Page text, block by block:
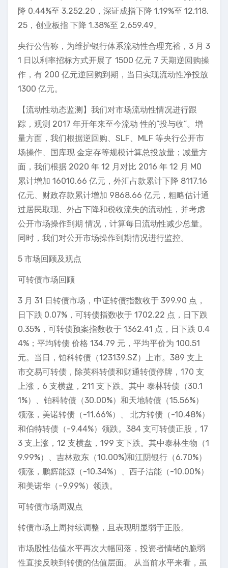
降 0.44%至 3,252.20，深证成指下降 1.19%至 12,118.
25，创业板指 下降 1.38%至 2,659.49。
央行公告称，为维护银行体系流动性合理充裕，3 月 3
1 日以利率招标方式开展了 1500 亿元 7 天期逆回购操
作，有 200 亿元逆回购到期，当日实现流动性净投放
1300 亿元。
【流动性动态监测】我们对市场流动性情况进行跟
踪，观测 2017 年开年来至今流动 性的“投与收”。增
量方面，我们根据逆回购、SLF、MLF 等央行公开市
场操作、国库现 金定存等规模计算总投放量；减量方
面，我们根据 2020 年 12 月对比 2016 年 12 月 M0
累计增加 16010.66 亿元，外汇占款累计下降 8117.16
亿元、财政存款累计增加 9868.66 亿元，粗略估计通
过居民取现、外占下降和税收流失的流动性，并考虑
公开市场操作到期 情况，计算每日流动性减少总量。
同时，我们对公开市场操作到期情况进行监控。
5 市场回顾及观点
可转债市场回顾
3 月 31 日转债市场，中证转债指数收于 399.90 点，
日下跌 0.07%，可转债指数收于 1702.22 点，日下跌
0.35%，可转债预案指数收于 1362.41 点，日下跌 0.4
4%；平均转债 价格 134.79 元，平均平价为 100.51
元。当日，铂科转债（123139.SZ）上市。389 支上
市交易可转债，除英科转债和财通转债停牌，170 支
上涨，6 支横盘，211 支下跌。其中 泰林转债（30.1
1%）、铂科转债（30.00%）和天地转债（15.56%）
领涨，美诺转债（-11.66%）、 北方转债（-10.48%）
和伯特转债（-9.44%）领跌。384 支可转债正股，17
3 支上涨，12 支横盘，199 支下跌。其中泰林生物（1
9.99%）、吉林敖东（10.00%)和江阴银行（6.70%）
领涨，鹏辉能源（-10.34%）、西子洁能（-10.00%）
和美诺华（-9.99%）领跌。
可转债市场周观点
转债市场上周持续调整，且表现明显弱于正股。
市场股性估值水平再次大幅回落，投资者情绪的脆弱
性直接反映到转债的估值层面。 从当前水平来看，虽